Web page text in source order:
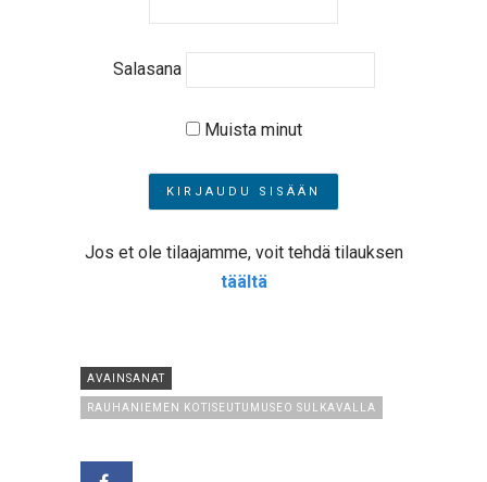
Salasana
Muista minut
Jos et ole tilaajamme, voit tehdä tilauksen
täältä
AVAINSANAT
RAUHANIEMEN KOTISEUTUMUSEO SULKAVALLA